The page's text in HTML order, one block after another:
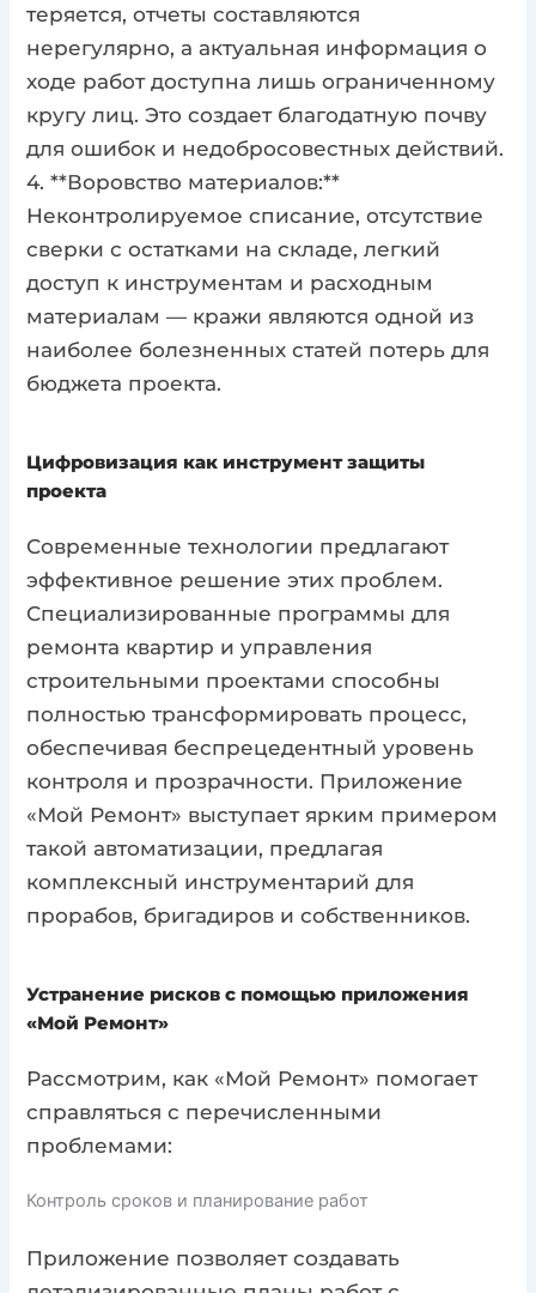
теряется, отчеты составляются
нерегулярно, а актуальная информация о
ходе работ доступна лишь ограниченному
кругу лиц. Это создает благодатную почву
для ошибок и недобросовестных действий.
4. **Воровство материалов:**
Неконтролируемое списание, отсутствие
сверки с остатками на складе, легкий
доступ к инструментам и расходным
материалам — кражи являются одной из
наиболее болезненных статей потерь для
бюджета проекта.
Цифровизация как инструмент защиты
проекта
Современные технологии предлагают
эффективное решение этих проблем.
Специализированные программы для
ремонта квартир и управления
строительными проектами способны
полностью трансформировать процесс,
обеспечивая беспрецедентный уровень
контроля и прозрачности. Приложение
«Мой Ремонт» выступает ярким примером
такой автоматизации, предлагая
комплексный инструментарий для
прорабов, бригадиров и собственников.
Устранение рисков с помощью приложения
«Мой Ремонт»
Рассмотрим, как «Мой Ремонт» помогает
справляться с перечисленными
проблемами:
Контроль сроков и планирование работ
Приложение позволяет создавать